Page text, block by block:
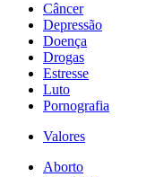
Câncer
Depressão
Doença
Drogas
Estresse
Luto
Pornografia
Valores
Aborto